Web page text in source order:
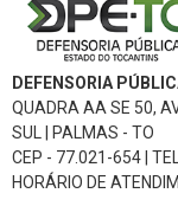
DEFENSORIA
QUADRA AA SE 50,
SUL | PALMAS - TO
CEP - 77.021-654 |
HORÁRIO DE